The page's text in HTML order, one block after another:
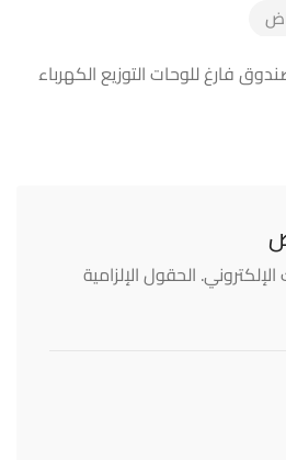
فارغ للوحات التوزيع الكهرباء
الحقول الإلزامية